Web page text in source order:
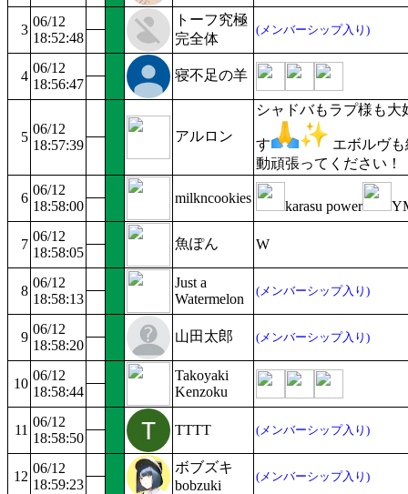
3
06/12
18:52:48
トーフ究極
完全体
(メンバーシップ入り)
4
06/12
18:56:47
寝不足の羊
5
06/12
18:57:39
アルロン
シャドバもラプ様も
す
エボルヴ
動頑張ってください！
6
06/12
18:58:00
milkncookies
karasu power
7
06/12
18:58:05
魚ぽん W
8
06/12
18:58:13
Just a
Watermelon
(メンバーシップ入り)
9
06/12
18:58:20
山田太郎 (メンバーシップ入り)
10
06/12
18:58:44
Takoyaki
Kenzoku
11
06/12
18:58:50
TTTT (メンバーシップ入り)
12
06/12
18:59:23
ボブズキ
bobzuki
(メンバーシップ入り)